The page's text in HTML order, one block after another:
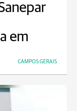
em
CAMPOS GERAIS